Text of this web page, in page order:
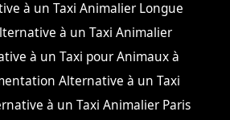
à un Taxi Animalier Longue
à un Taxi Animalier
à un Taxi pour Animaux à
Alternative à un Taxi
à un Taxi Animalier Paris